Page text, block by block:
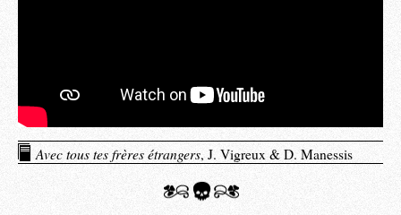
Avec tous tes frères étrangers, J. Vigreux & D. Manessis